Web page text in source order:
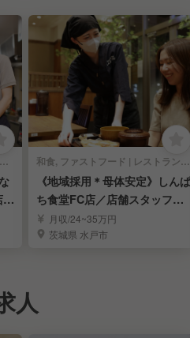
ファストフード | レストランサービス・ホールスタッフ 和食, ファストフード | レストランサービス・ホールスタッフ
《地域採用＊母体安定》しんぱ
ち食堂FC店／店舗スタッフ募
集／母体安定
月収/24~35万円
茨城県 水戸市
人